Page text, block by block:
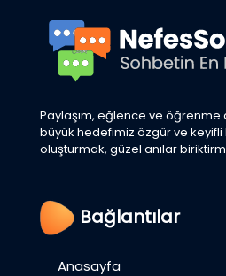
Paylaşım, eğlence ve öğrenme
büyük hedefimiz özgür ve keyifli
oluşturmak, güzel anılar
Bağlantılar
Anasayfa